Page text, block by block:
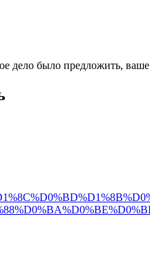
было предложить, ваше